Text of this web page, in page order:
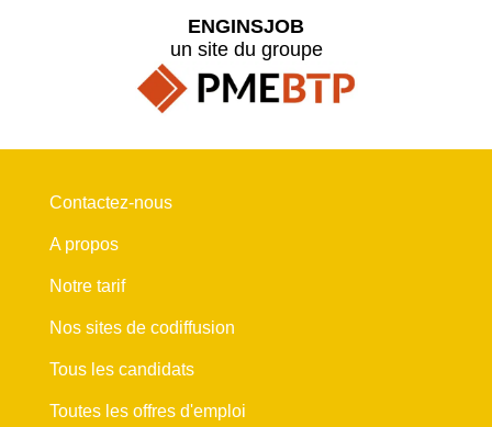
ENGINSJOB
un site du groupe
Contactez-nous
A propos
Notre tarif
Nos sites de codiffusion
Tous les candidats
Toutes les offres d'emploi